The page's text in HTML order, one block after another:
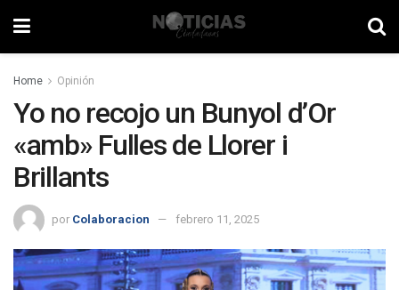
Home Opinión
Yo no recojo un Bunyol d’Or
«amb» Fulles de Llorer i
Brillants
por Colaboracion febrero 11, 2025